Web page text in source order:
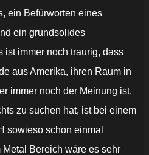
ein Befürworten eines
ein grundsolides
ist immer noch traurig, dass
aus Amerika, ihren Raum in
immer noch der Meinung ist,
zu suchen hat, ist bei einem
sowieso schon einmal
Bereich wäre es sehr